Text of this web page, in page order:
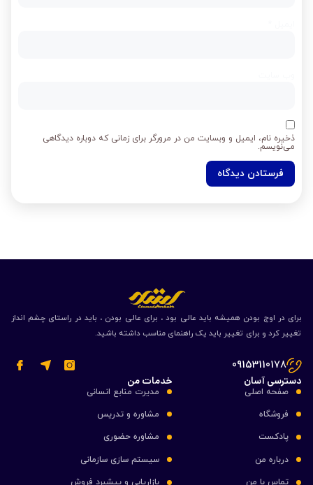
ذخیره نام، ایمیل و وبسایت من در مرورگر برای زمانی که دوباره دیدگاهی
می‌نویسم.
برای در اوج بودن همیشه باید عالی بود ، برای عالی بودن ، باید در راستای چشم انداز
تغییر کرد و برای تغییر باید یک راهنمای مناسب داشته باشید.
09153110178
دسترسی آسان
صفحه اصلی
فروشگاه
پادکست
درباره من
تماس با من
خدمات من
مدیرت منابع انسانی
مشاوره و تدریس
مشاوره حضوری
سیستم سازی سازمانی
بازاریابی و پیشبرد فروش